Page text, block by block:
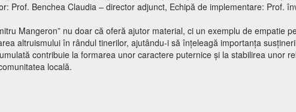
Prof. Benchea Claudia – director adjunct, Echipă de implementare: Prof.
Mangeron” nu doar că oferă ajutor material, ci un exemplu de empatie
altruismului în rândul tinerilor, ajutându-i să înțeleagă importanța
contribuie la formarea unor caractere puternice și la stabilirea unor
locală.